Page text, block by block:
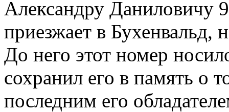
Александру Даниловичу
приезжает в Бухенвальд,
До него этот номер
сохранил его в память о
последним его